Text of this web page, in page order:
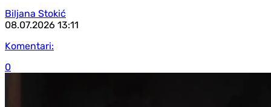
Biljana Stokić
08.07.2026 13:11
Komentari:
0